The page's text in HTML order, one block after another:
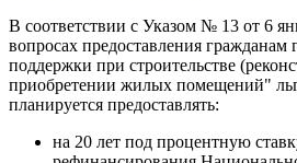
В соответствии с Указом № 13 от 6
вопросах предоставления гражданам
поддержки при строительстве
приобретении жилых помещений"
планируется предоставлять:
на 20 лет под процентную